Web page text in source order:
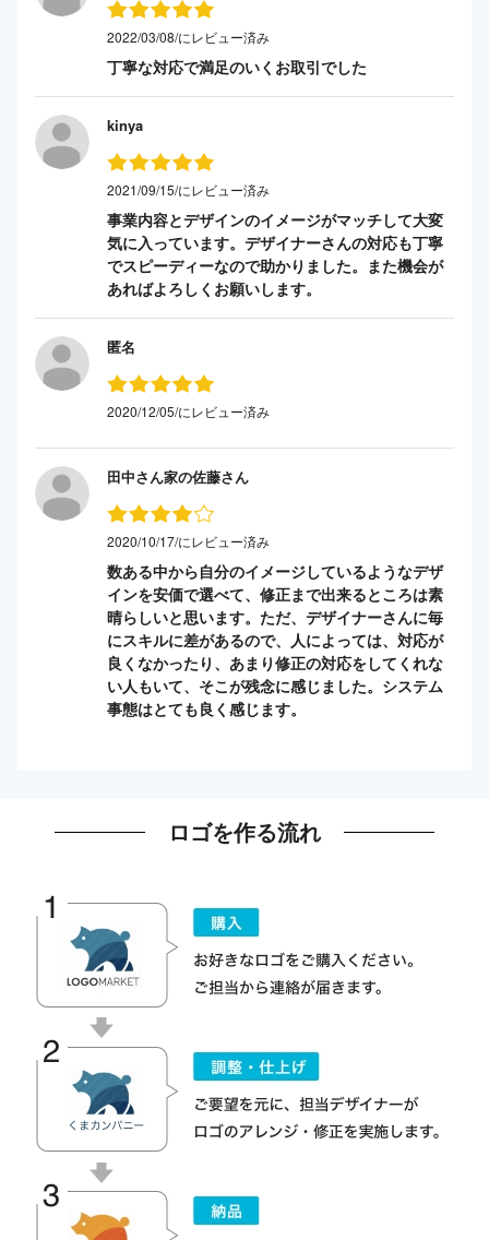
2022/03/08/にレビュー済み
丁寧な対応で満足のいくお取引でした
kinya
2021/09/15/にレビュー済み
事業内容とデザインのイメージがマッチして大変
気に入っています。デザイナーさんの対応も丁寧
でスピーディーなので助かりました。また機会が
あればよろしくお願いします。
匿名
2020/12/05/にレビュー済み
田中さん家の佐藤さん
2020/10/17/にレビュー済み
数ある中から自分のイメージしているようなデザ
インを安価で選べて、修正まで出来るところは素
晴らしいと思います。ただ、デザイナーさんに毎
にスキルに差があるので、人によっては、対応が
良くなかったり、あまり修正の対応をしてくれな
い人もいて、そこが残念に感じました。システム
事態はとても良く感じます。
ロゴを作る流れ